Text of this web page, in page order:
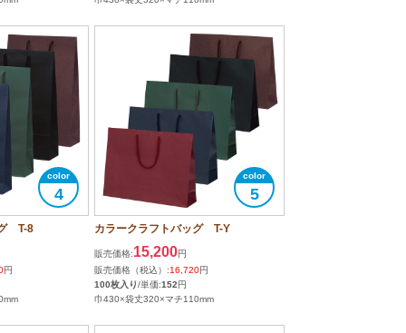
4
T-8
円
5
カラークラフトバッグ T-Y
販売価格:15,200円
販売価格（税込）:16,720円
100枚入り/単価:152円
巾430×袋丈320×マチ110mm